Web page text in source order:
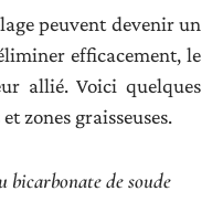
peuvent devenir un
efficacement, le
allié. Voici quelques
zones graisseuses.
de soude